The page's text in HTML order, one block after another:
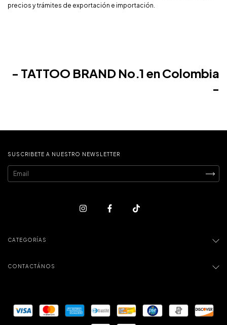
precios y trámites de exportación e importación.
- TATTOO BRAND No.1 en Colombia
-
SUSCRIBETE A NUESTRO NEWSLETTER
CATEGORÍAS
CONTACTÁNOS